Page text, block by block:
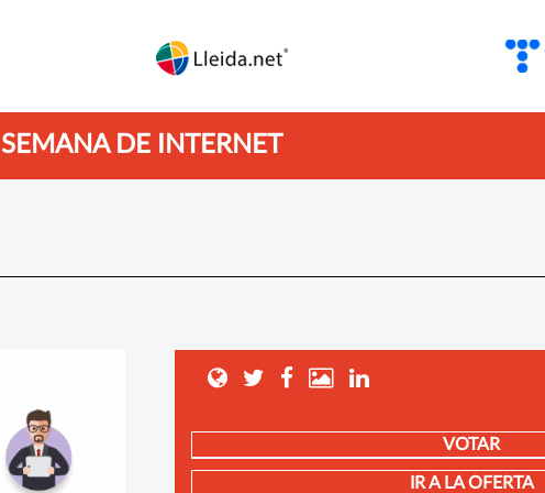
SEMANA DE INTERNET
VOTAR
IR A LA OFERTA